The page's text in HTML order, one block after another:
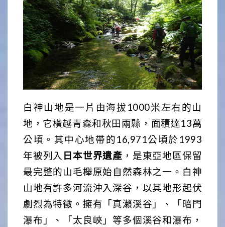
白神山地是一片由海拔1000米左右的山
地，它橫越青森和秋田兩縣，面積達13萬
公頃。其中心地帶的16,971公頃於1993
年被列入 日本世界遺產 ，是東亞地區保留
最完整的山毛櫸原始自然森林之一。白神
山地有許多河流沖入深谷，以其地形起伏
劇烈為特徵。擁有「真瀨溪谷」、「暗門
瀑布」、「太良峽」等多個溪谷和瀑布，